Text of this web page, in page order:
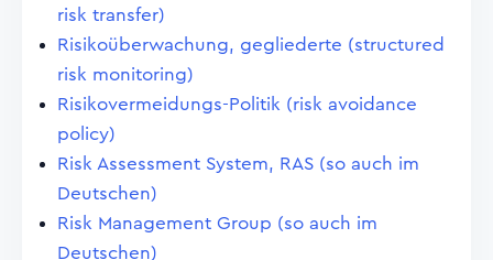
risk transfer)
Risikoüberwachung, gegliederte (structured
risk monitoring)
Risikovermeidungs-Politik (risk avoidance
policy)
Risk Assessment System, RAS (so auch im
Deutschen)
Risk Management Group (so auch im
Deutschen)